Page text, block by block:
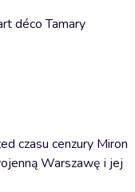
déco Tamary
czasu cenzury Miron
Warszawę i jej